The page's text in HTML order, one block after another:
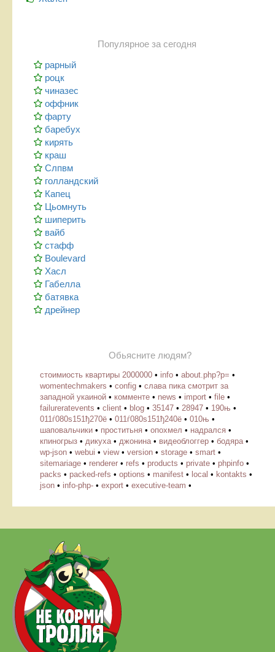
Популярное за сегодня
рарный
роцк
чиназес
оффник
фарту
баребух
кирять
краш
Слпвм
голландский
Капец
Цьомнуть
шиперить
вайб
стафф
Boulevard
Хасл
Габелла
батявка
дрейнер
Обьясните людям?
стоимиость квартиры 2000000 • info • about.php?p= •
womentechmakers • config • слава пика смотрит за
западной укаиной • комменте • news • import • file •
failureratevents • client • blog • 35147 • 28947 • 190њ •
011ѓ080ѕ151ђ270ё • 011ѓ080ѕ151ђ240ё • 010њ •
шаповальчики • проститьня • опохмел • надрался •
кпиногрыз • дикуха • джонина • видеоблоггер • бодяра •
wp-json • webui • view• version • storage • smart •
sitemariage • renderer • refs • products • private • phpinfo •
packs • packed-refs • options • manifest • local • kontakts •
json • info-php- • export • executive-team •